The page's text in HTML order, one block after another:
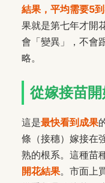
結果，平均需要5
果就是第七年才開
會「變異」，不會
略。
從嫁接苗
這是最快看到成果
條（接穗）嫁接在
熟的根系。這種苗
開花結果。市面上